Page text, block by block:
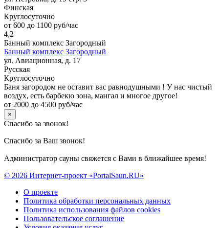
Финская
Круглосуточно
от 600 до 1100 руб/час
4,2
Банный комплекс Загородный
Банный комплекс Загородный
ул. Авиационная, д. 17
Русская
Круглосуточно
Баня загородом не оставит вас равнодушными ! У нас чистый
воздух, есть барбекю зона, мангал и многое другое!
от 2000 до 4500 руб/час
×
Спасибо за звонок!
Спасибо за Ваш звонок!
Администратор сауны свяжется с Вами в ближайшее время!
© 2026 Интернет-проект «PortalSaun.RU»
О проекте
Политика обработки персональных данных
Политика использования файлов cookies
Пользовательское соглашение